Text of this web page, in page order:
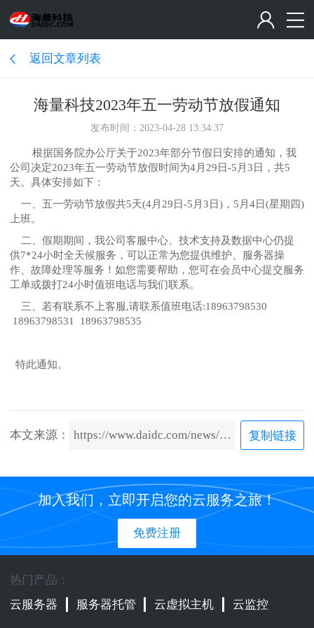
返回文章列表
海量科技2023年五一劳动节放假通知
发布时间：2023-04-28 13:34:37
根据国务院办公厅关于2023年部分节假日安排的通知，我
公司决定2023年五一劳动节放假时间为4月29日-5月3日，共5
天。具体安排如下：
一、五一劳动节放假共5天(4月29日-5月3日)，5月4日(星期四)
上班。
二、假期期间，我公司客服中心、技术支持及数据中心仍提
供7*24小时全天候服务，可以正常为您提供维护、服务器操
作、故障处理等服务！如您需要帮助，您可在会员中心提交服务
工单或拨打24小时值班电话与我们联系。
三、若有联系不上客服,请联系值班电话:18963798530
18963798531 18963798535
特此通知。
本文来源： https://www.daidc.com/news/content/166.html 复制链接
加入我们，立即开启您的云服务之旅！
免费注册
热门产品：
云服务器
服务器托管 云虚拟主机 云监控